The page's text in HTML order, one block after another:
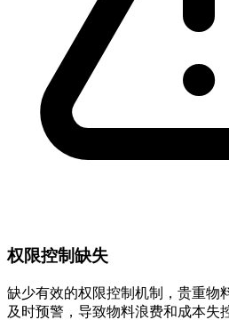
权限控制缺失
缺少有效的权限控制机制，贵重物
及时预警，导致物料浪费和成本失